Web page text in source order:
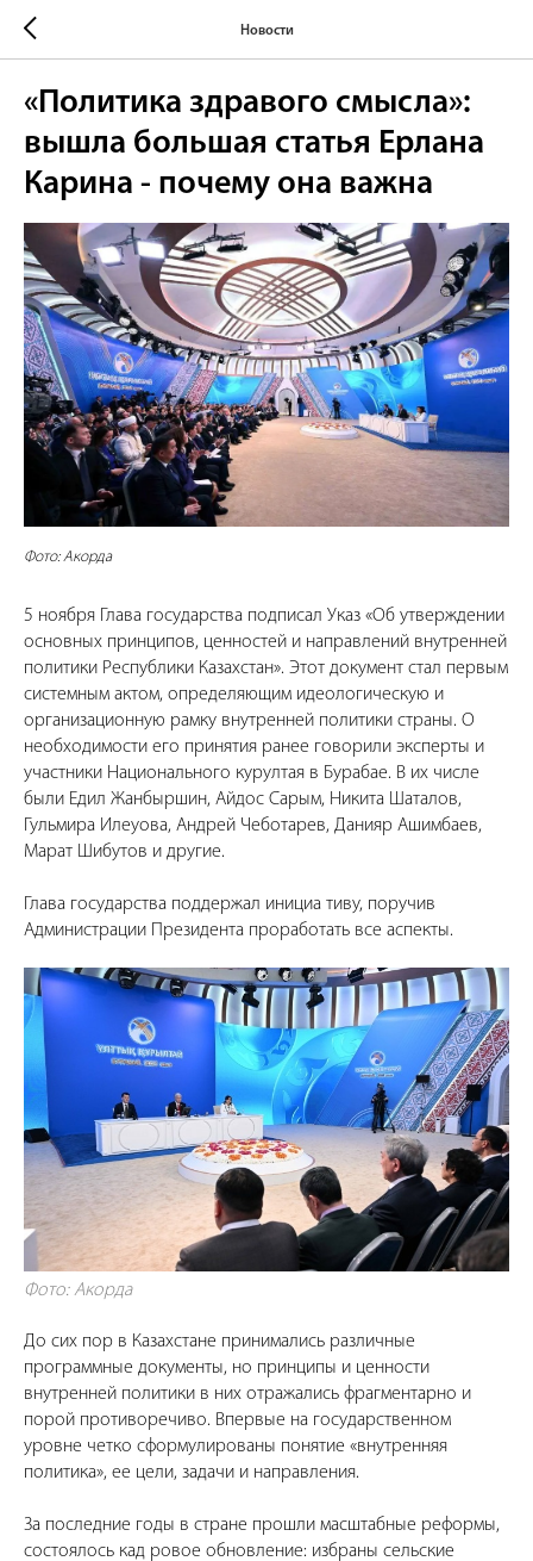
Новости
«Политика здравого смысла»:
вышла большая статья Ерлана
Карина - почему она важна
Фото: Акорда
5 ноября Глава государства подписал Указ «Об утверждении
основных принципов, ценностей и направлений внутренней
политики Республики Казахстан». Этот документ стал первым
системным актом, определяющим идеологическую и
организационную рамку внутренней политики страны. О
необходимости его принятия ранее говорили эксперты и
участники Национального курултая в Бурабае. В их числе
были Едил Жанбыршин, Айдос Сарым, Никита Шаталов,
Гульмира Илеуова, Андрей Чеботарев, Данияр Ашимбаев,
Марат Шибутов и другие.
Глава государства поддержал инициа тиву, поручив
Администрации Президента проработать все аспекты.
Фото: Акорда
До сих пор в Казахстане принимались различные
программные документы, но принципы и ценности
внутренней политики в них отражались фрагментарно и
порой противоречиво. Впервые на государственном
уровне четко сформулированы понятие «внутренняя
политика», ее цели, задачи и направления.
За последние годы в стране прошли масштабные реформы,
состоялось кад ровое обновление: избраны сельские